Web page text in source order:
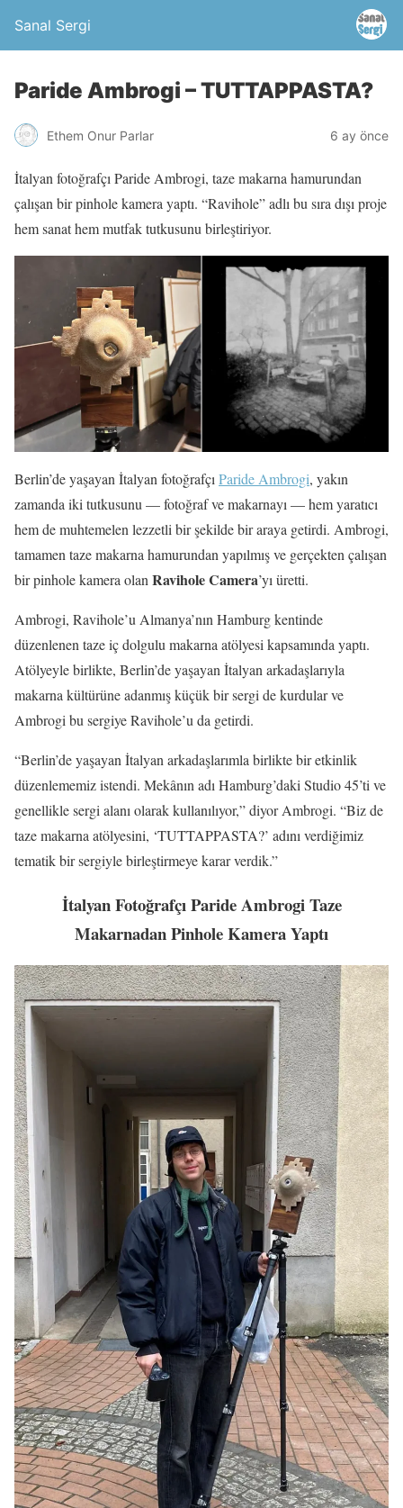
Sanal Sergi
Paride Ambrogi – TUTTAPPASTA?
Ethem Onur Parlar 6 ay önce
İtalyan fotoğrafçı Paride Ambrogi, taze makarna hamurundan
çalışan bir pinhole kamera yaptı. “Ravihole” adlı bu sıra dışı proje
hem sanat hem mutfak tutkusunu birleştiriyor.
Berlin’de yaşayan İtalyan fotoğrafçı Paride Ambrogi, yakın
zamanda iki tutkusunu — fotoğraf ve makarnayı — hem yaratıcı
hem de muhtemelen lezzetli bir şekilde bir araya getirdi. Ambrogi,
tamamen taze makarna hamurundan yapılmış ve gerçekten çalışan
bir pinhole kamera olan Ravihole Camera’yı üretti.
Ambrogi, Ravihole’u Almanya’nın Hamburg kentinde
düzenlenen taze iç dolgulu makarna atölyesi kapsamında yaptı.
Atölyeyle birlikte, Berlin’de yaşayan İtalyan arkadaşlarıyla
makarna kültürüne adanmış küçük bir sergi de kurdular ve
Ambrogi bu sergiye Ravihole’u da getirdi.
“Berlin’de yaşayan İtalyan arkadaşlarımla birlikte bir etkinlik
düzenlememiz istendi. Mekânın adı Hamburg’daki Studio 45’ti ve
genellikle sergi alanı olarak kullanılıyor,” diyor Ambrogi. “Biz de
taze makarna atölyesini, ‘TUTTAPPASTA?’ adını verdiğimiz
tematik bir sergiyle birleştirmeye karar verdik.”
İtalyan Fotoğrafçı Paride Ambrogi Taze
Makarnadan Pinhole Kamera Yaptı